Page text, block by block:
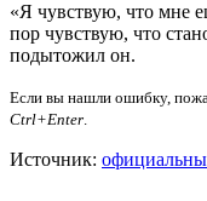
«Я чувствую, что мне
пор чувствую, что
подытожил он.
Если вы нашли ошибку,
Ctrl+Enter.
Источник: